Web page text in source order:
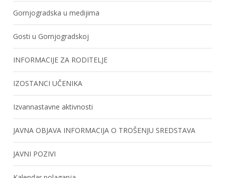
Gornjogradska u medijima
Gosti u Gornjogradskoj
INFORMACIJE ZA RODITELJE
IZOSTANCI UČENIKA
Izvannastavne aktivnosti
JAVNA OBJAVA INFORMACIJA O TROŠENJU SREDSTAVA
JAVNI POZIVI